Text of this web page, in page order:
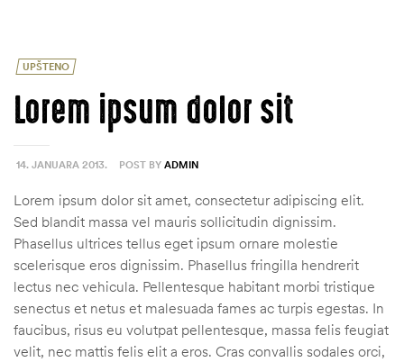
UPŠTENO
14. JANUARA 2013. POST BY ADMIN
Lorem ipsum dolor sit
Lorem ipsum dolor sit amet, consectetur adipiscing elit.
Sed blandit massa vel mauris sollicitudin dignissim.
Phasellus ultrices tellus eget ipsum ornare molestie
scelerisque eros dignissim. Phasellus fringilla hendrerit
lectus nec vehicula. Pellentesque habitant morbi tristique
senectus et netus et malesuada fames ac turpis egestas. In
faucibus, risus eu volutpat pellentesque, massa felis feugiat
velit, nec mattis felis elit a eros. Cras convallis sodales orci,